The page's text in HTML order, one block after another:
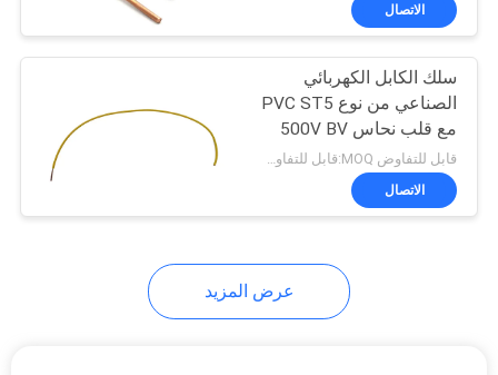
مراقبة الكابلات
كابل صك مدرع
26
الاتصال
سلك الكابل الكهربائي
الصناعي من نوع PVC ST5
مع قلب نحاس 500V BV
قابل للتفاوض MOQ:قابل للتفاوض
الاتصال
عرض المزيد